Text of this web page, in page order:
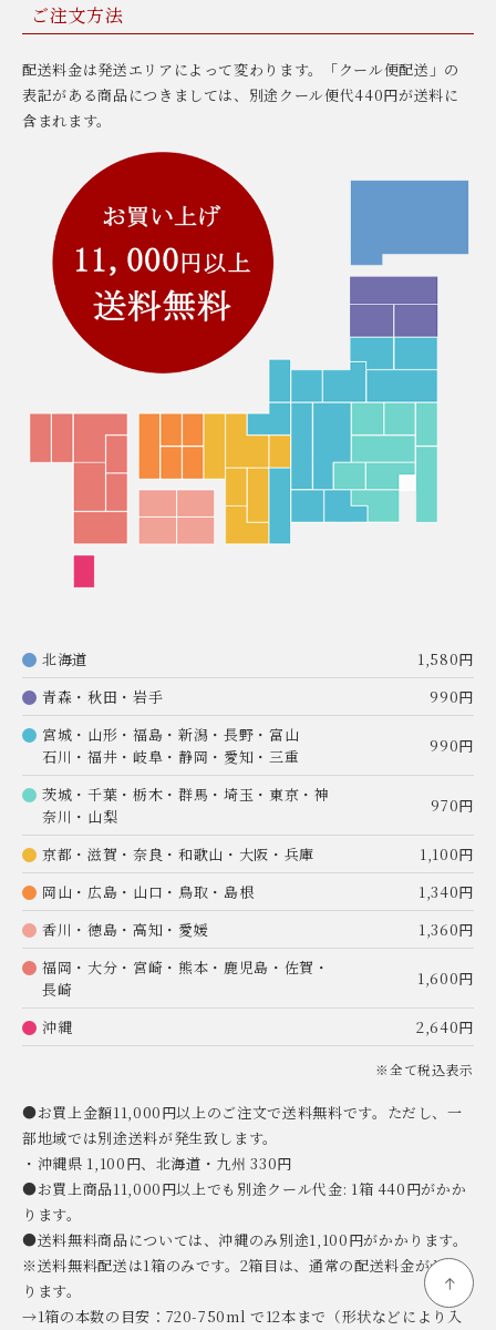
ご注文方法
配送料金は発送エリアによって変わります。「クール便配送」の
表記がある商品につきましては、別途クール便代440円が送料に
含まれます。
北海道
1,580円
青森・秋田・岩手
990円
宮城・山形・福島・新潟・長野・富山
石川・福井・岐阜・静岡・愛知・三重
990円
茨城・千葉・栃木・群馬・埼玉・東京・神
奈川・山梨
970円
京都・滋賀・奈良・和歌山・大阪・兵庫
1,100円
岡山・広島・山口・鳥取・島根
1,340円
香川・徳島・高知・愛媛
1,360円
福岡・大分・宮崎・熊本・鹿児島・佐賀・
長崎
1,600円
沖縄 2,640円
※全て税込表示
●お買上金額11,000円以上のご注文で送料無料です。ただし、一
部地域では別途送料が発生致します。
・沖縄県 1,100円、北海道・九州 330円
●お買上商品11,000円以上でも別途クール代金: 1箱 440円がかか
ります。
●送料無料商品については、沖縄のみ別途1,100円がかかります。
※送料無料配送は1箱のみです。2箱目は、通常の配送料金がかか
ります。
→1箱の本数の目安：720-750ml で12本まで（形状などにより入